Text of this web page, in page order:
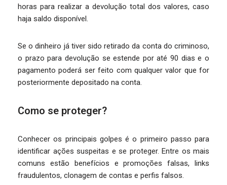
horas para realizar a devolução total dos valores, caso
haja saldo disponível.
Se o dinheiro já tiver sido retirado da conta do criminoso,
o prazo para devolução se estende por até 90 dias e o
pagamento poderá ser feito com qualquer valor que for
posteriormente depositado na conta.
Como se proteger?
Conhecer os principais golpes é o primeiro passo para
identificar ações suspeitas e se proteger. Entre os mais
comuns estão benefícios e promoções falsas, links
fraudulentos, clonagem de contas e perfis falsos.